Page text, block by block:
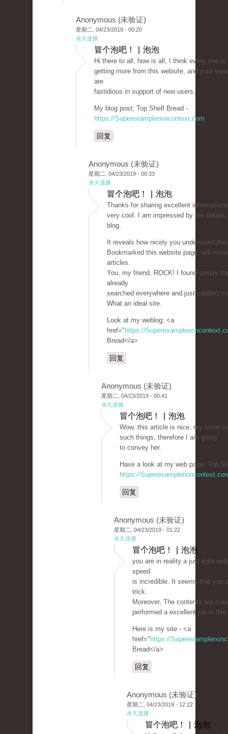
Anonymous (未验证)
星期二, 04/23/2019 - 00:20
永久连接
冒个泡吧！ | 泡泡
Hi there to all, how is all, I think every one is
getting more from this website, and your
are
fastidious in support of new users.
My blog post; Top Shelf Bread -
https://Superexamplenoncontext.com
回复
Anonymous (未验证)
星期二, 04/23/2019 - 00:33
永久连接
冒个泡吧！ | 泡泡
Thanks for sharing excellent
very cool. I am impressed by the details
blog.
It reveals how nicely you understand
Bookmarked this website page, will
articles.
You, my friend, ROCK! I found simply
already
searched everywhere and just couldn't
What an ideal site.
Look at my weblog; <a
href=" https://
Bread</a>
回复
Anonymous (未验证)
星期二, 04/23/2019 - 00:41
永久连接
冒个泡吧！ | 泡泡
Wow, this article is nice, my sister
such things, therefore I am going
to convey her.
Have a look at my web page: Top
https://
回复
Anonymous (未验证)
星期二, 04/23/2019 - 01:22
永久连接
冒个泡吧！ | 泡泡
you are in reality a just right
speed
is incredible. It seems that you
trick.
Moreover, The contents are
performed a excellent job in
Here is my site - <a
href=" https://
Bread</a>
回复
Anonymous (未验证)
星期二, 04/23/2019 - 12:22
永久连接
冒个泡吧！ | 泡泡